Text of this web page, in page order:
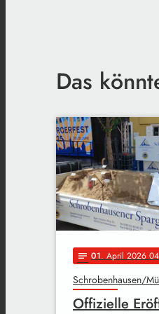
Das
notes 01. April 2026
Schrobenhausen/
Offizielle